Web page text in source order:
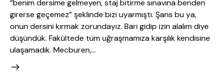
“benim dersime gelmeyen, staj bitirme sınavına benden
girerse geçemez” şeklinde bizi uyarmıştı. Şans bu ya,
onun dersini kırmak zorundayız. Bari gidip izin alalım diye
düşündük. Fakültede tüm uğraşmamıza karşılık kendisine
ulaşamadık. Mecburen,…